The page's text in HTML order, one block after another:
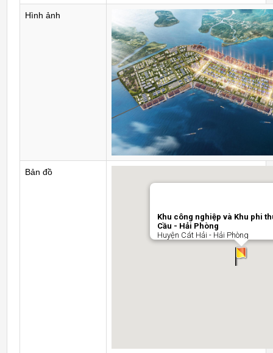
Hình ảnh
Bản đồ
Khu công nghiệp và Khu phi
Cầu - Hải Phòng
Huyện Cát Hải - Hải Phòng